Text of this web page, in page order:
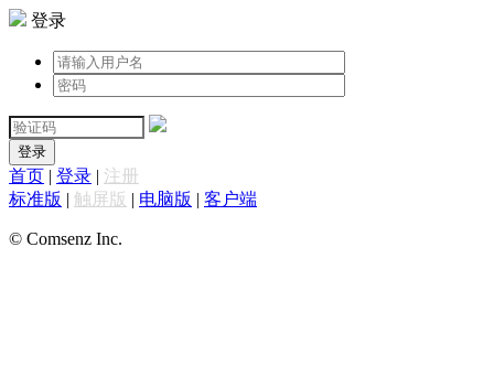
登录
登录
首页 | 登录 | 注册
标准版 | 触屏版 | 电脑版 | 客户端
© Comsenz Inc.